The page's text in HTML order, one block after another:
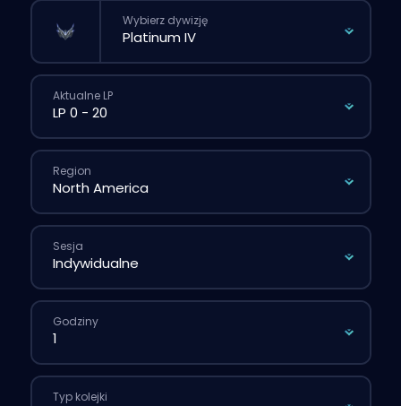
Wybierz dywizję
Aktualne LP
Region
Sesja
Godziny
Typ kolejki